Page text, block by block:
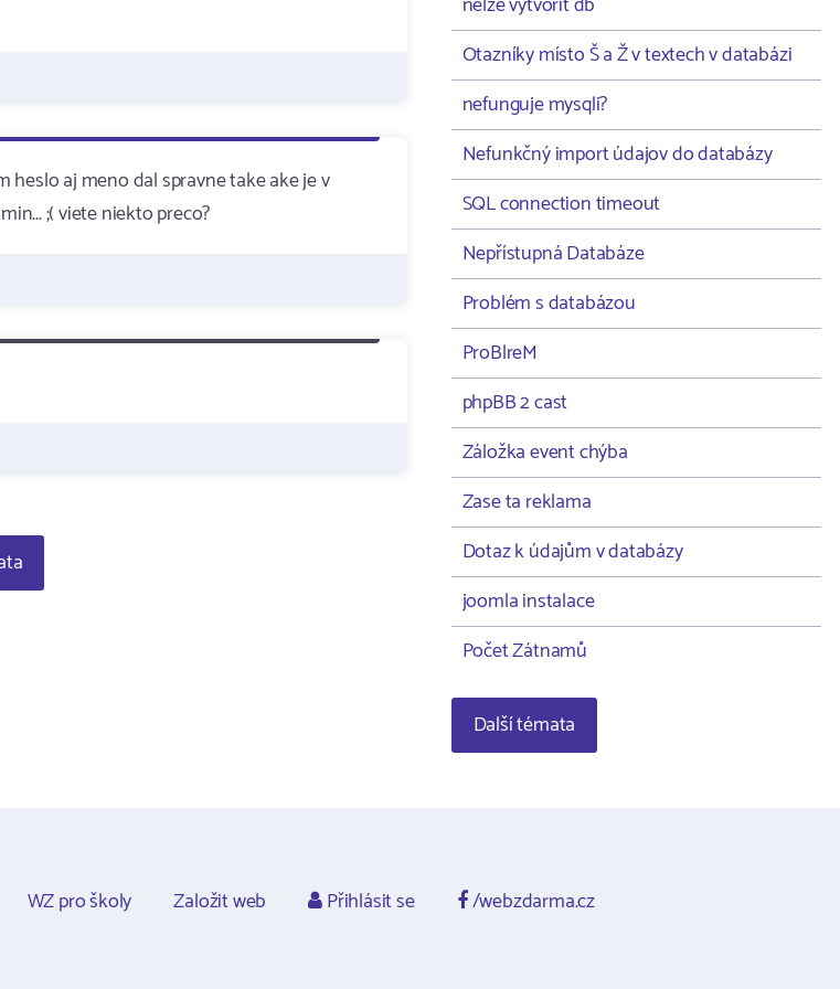
aj meno dal spravne take ake je v
;( viete niekto preco?
Otazníky místo Š a Ž v textech v databázi
nefunguje mysqli?
Nefunkčný import údajov do databázy
SQL connection timeout
Nepřístupná Databáze
Problém s databázou
ProBlreM
phpBB 2 cast
Záložka event chýba
Zase ta reklama
Dotaz k údajům v databázy
joomla instalace
Počet Zátnamů
Další témata
WZ pro školy Založit web Přihlásit se /webzdarma.cz